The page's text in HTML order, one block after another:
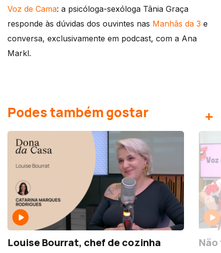
Voz de Cama: a psicóloga-sexóloga Tânia Graça
responde às dúvidas dos ouvintes nas Manhãs da 3 e
conversa, exclusivamente em podcast, com a Ana
Markl.
Podes também gostar +
Louise Bourrat, chef de cozinha